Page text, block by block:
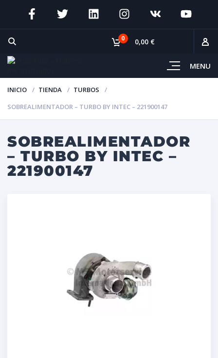
MENU
0 0,00 €
INICIO TIENDA
TURBOS
SOBREALIMENTADOR – TURBO BY INTEC – 221900147
SOBREALIMENTADOR
– TURBO BY INTEC –
221900147